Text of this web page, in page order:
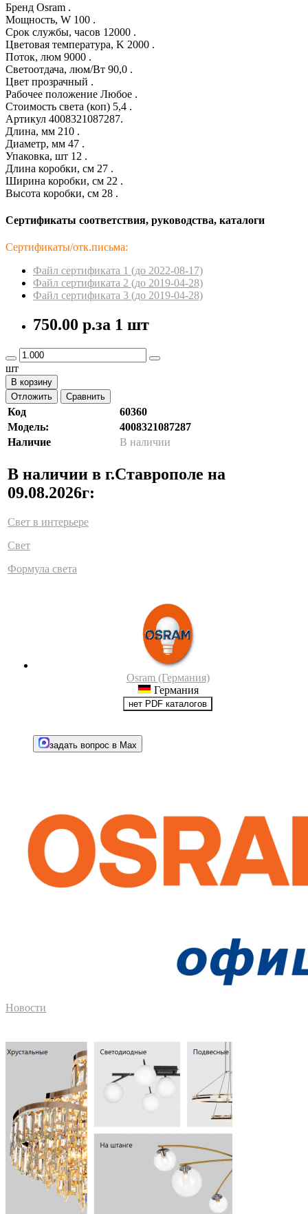
Бренд Osram .
Мощность, W 100 .
Срок службы, часов 12000 .
Цветовая температура, K 2000 .
Поток, люм 9000 .
Светоотдача, люм/Вт 90,0 .
Цвет прозрачный .
Рабочее положение Любое .
Стоимость света (коп) 5,4 .
Артикул 4008321087287.
Длина, мм 210 .
Диаметр, мм 47 .
Упаковка, шт 12 .
Длина коробки, см 27 .
Ширина коробки, см 22 .
Высота коробки, см 28 .
Сертификаты соответствия, руководства, каталоги
Сертификаты/отк.письма:
Файл сертификата 1 (до 2022-08-17)
Файл сертификата 2 (до 2019-04-28)
Файл сертификата 3 (до 2019-04-28)
750.00 р.за 1 шт
шт
В корзину
Отложить
Сравнить
Код
60360
Модель:
4008321087287
Наличие
В наличии
В наличии в г.Ставрополе на
09.08.2026г:
Свет в интерьере
Свет
Формула света
Osram (Германия)
Германия
нет PDF каталогов
задать вопрос в Max
Новости